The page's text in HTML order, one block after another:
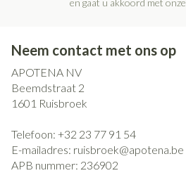
en gaat u akkoord met onze
Neem contact met ons op
APOTENA NV
Beemdstraat 2
1601 Ruisbroek
Telefoon: +32 23 77 91 54
E-mailadres: ruisbroek@apotena.be
APB nummer: 236902